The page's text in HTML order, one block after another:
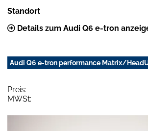
Standort
Details zum Audi Q6 e-tron
Audi Q6 e-tron performance Matrix/
Preis:
MWSt: